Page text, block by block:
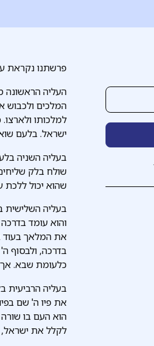
פרשתנו נקראת
העליה
המלכים
למלכותו
ישראל. בלעם
בעליה השניה
שולח בלק
שהוא יכול ללכת
בעליה השלישית
והוא עומד
את המלאך בעוד
בדרכה, ולבסוף
כלעומת שבא. אך
בעליה הרביעית
את פיו ה' שם
הוא העם בו
לקלל את ישראל,